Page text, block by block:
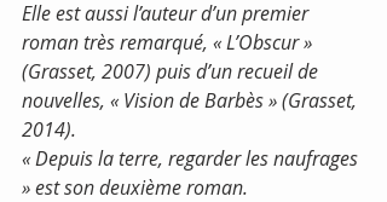
Elle est aussi l’auteur d’un premier
roman très remarqué, « L’Obscur »
(Grasset, 2007) puis d’un recueil de
nouvelles, « Vision de Barbès » (Grasset,
2014).
« Depuis la terre, regarder les naufrages
» est son deuxième roman.